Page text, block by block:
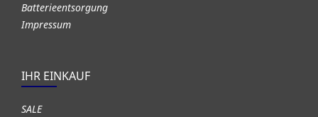
Batterieentsorgung
Impressum
IHR EINKAUF
SALE